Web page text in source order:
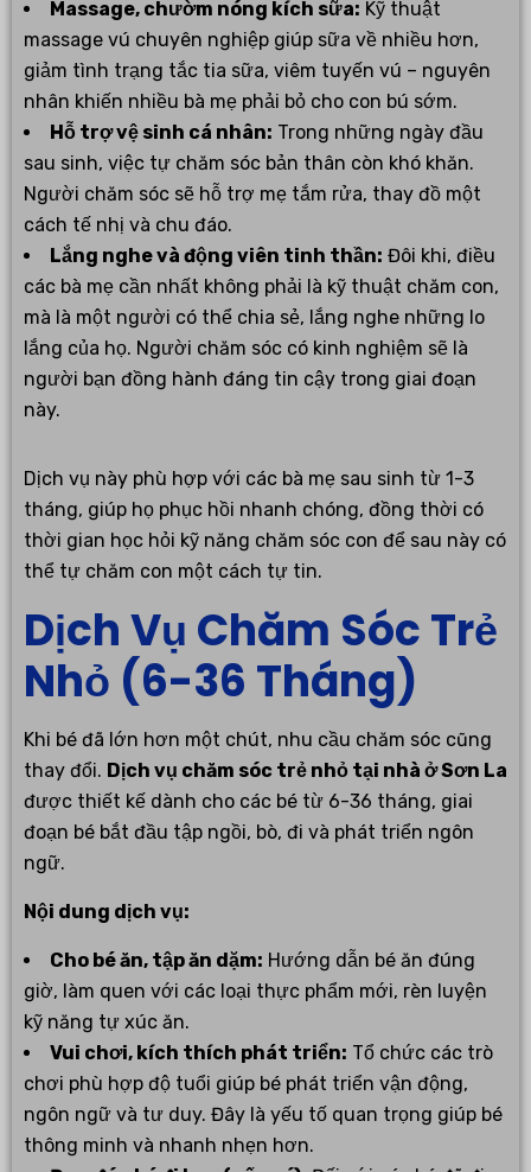
Massage, chườm nóng kích sữa: Kỹ thuật
massage vú chuyên nghiệp giúp sữa về nhiều hơn,
giảm tình trạng tắc tia sữa, viêm tuyến vú – nguyên
nhân khiến nhiều bà mẹ phải bỏ cho con bú sớm.
Hỗ trợ vệ sinh cá nhân: Trong những ngày đầu
sau sinh, việc tự chăm sóc bản thân còn khó khăn.
Người chăm sóc sẽ hỗ trợ mẹ tắm rửa, thay đồ một
cách tế nhị và chu đáo.
Lắng nghe và động viên tinh thần: Đôi khi, điều
các bà mẹ cần nhất không phải là kỹ thuật chăm con,
mà là một người có thể chia sẻ, lắng nghe những lo
lắng của họ. Người chăm sóc có kinh nghiệm sẽ là
người bạn đồng hành đáng tin cậy trong giai đoạn
này.
Dịch vụ này phù hợp với các bà mẹ sau sinh từ 1-3
tháng, giúp họ phục hồi nhanh chóng, đồng thời có
thời gian học hỏi kỹ năng chăm sóc con để sau này có
thể tự chăm con một cách tự tin.
Dịch Vụ Chăm Sóc Trẻ
Nhỏ (6-36 Tháng)
Khi bé đã lớn hơn một chút, nhu cầu chăm sóc cũng
thay đổi. Dịch vụ chăm sóc trẻ nhỏ tại nhà ở Sơn La
được thiết kế dành cho các bé từ 6-36 tháng, giai
đoạn bé bắt đầu tập ngồi, bò, đi và phát triển ngôn
ngữ.
Nội dung dịch vụ:
Cho bé ăn, tập ăn dặm: Hướng dẫn bé ăn đúng
giờ, làm quen với các loại thực phẩm mới, rèn luyện
kỹ năng tự xúc ăn.
Vui chơi, kích thích phát triển: Tổ chức các trò
chơi phù hợp độ tuổi giúp bé phát triển vận động,
ngôn ngữ và tư duy. Đây là yếu tố quan trọng giúp bé
thông minh và nhanh nhẹn hơn.